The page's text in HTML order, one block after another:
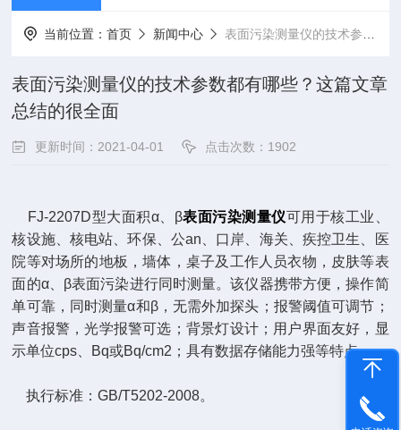
当前位置：首页 新闻中心 表面污染测量仪的技术参数都有哪些？这篇文章总结的很全面
表面污染测量仪的技术参数都有哪些？这篇文章
总结的很全面
更新时间：2021-04-01 点击次数：1902
FJ-2207D型大面积α、β表面污染测量仪可用于核工业、
核设施、核电站、环保、公an、口岸、海关、疾控卫生、医
院等对场所的地板，墙体，桌子及工作人员衣物，皮肤等表
面的α、β表面污染进行同时测量。该仪器携带方便，操作简
单可靠，同时测量α和β，无需外加探头；报警阈值可调节；
声音报警，光学报警可选；背景灯设计；用户界面友好，显
示单位cps、Bq或Bq/cm2；具有数据存储能力强等特点。
执行标准：GB/T5202-2008。